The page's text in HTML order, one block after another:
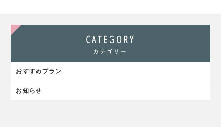
CATEGORY
カテゴリー
おすすめプラン
お知らせ